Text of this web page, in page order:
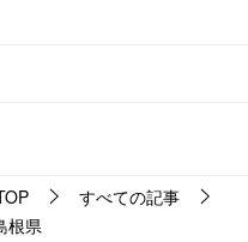
すべての記事
根県